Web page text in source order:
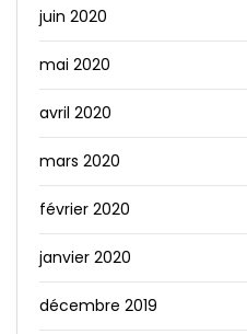
juin 2020
mai 2020
avril 2020
mars 2020
février 2020
janvier 2020
décembre 2019